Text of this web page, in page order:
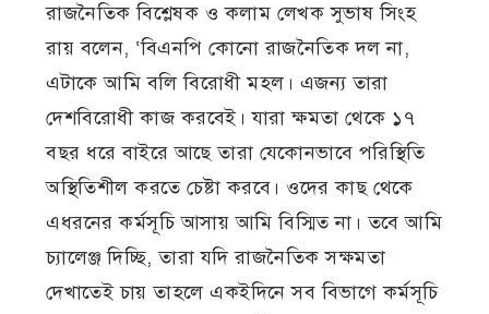
রাজনৈতিক বিশ্লেষক ও কলাম লেখক সুভাষ সিংহ
রায় বলেন, ‘বিএনপি কোনো রাজনৈতিক দল না,
এটাকে আমি বলি বিরোধী মহল। এজন্য তারা
দেশবিরোধী কাজ করবেই। যারা ক্ষমতা থেকে ১৭
বছর ধরে বাইরে আছে তারা যেকোনভাবে পরিস্থিতি
অস্থিতিশীল করতে চেষ্টা করবে। ওদের কাছ থেকে
এধরনের কর্মসূচি আসায় আমি বিস্মিত না। তবে আমি
চ্যালেঞ্জ দিচ্ছি, তারা যদি রাজনৈতিক সক্ষমতা
দেখাতেই চায় তাহলে একইদিনে সব বিভাগে কর্মসূচি